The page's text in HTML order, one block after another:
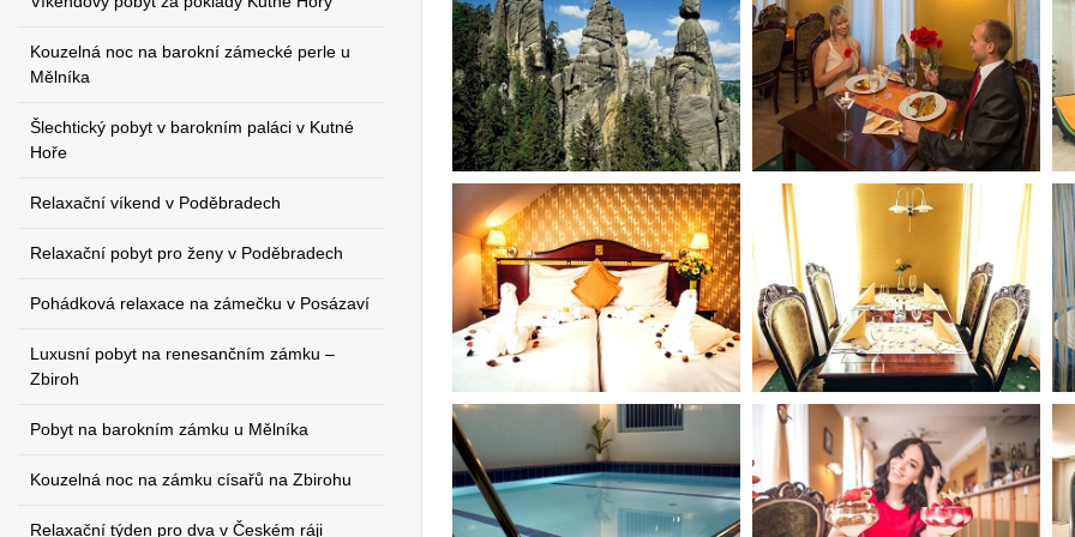
Kouzelná noc na barokní zámecké perle u
Mělníka
Šlechtický pobyt v barokním paláci v Kutné
Hoře
Relaxační víkend v Poděbradech
Relaxační pobyt pro ženy v Poděbradech
Pohádková relaxace na zámečku v Posázaví
Luxusní pobyt na renesančním zámku –
Zbiroh
Pobyt na barokním zámku u Mělníka
Kouzelná noc na zámku císařů na Zbirohu
Relaxační týden pro dva v Českém ráji